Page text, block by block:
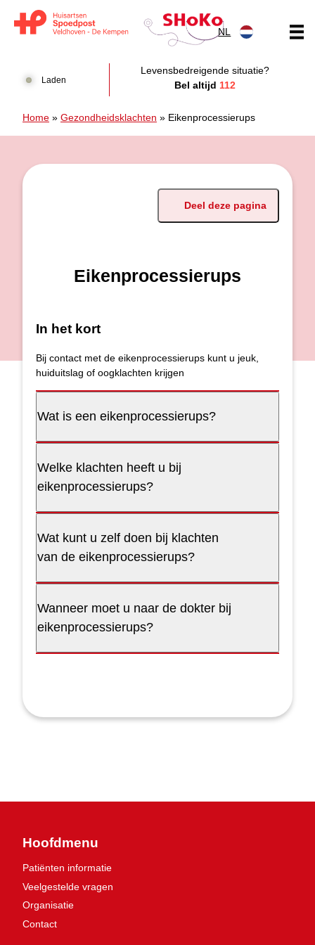
NL
Laden
Levensbedreigende situatie?
Bel altijd 112
Home » Gezondheidsklachten » Eikenprocessierups
Deel deze pagina
Eikenprocessierups
In het kort
Bij contact met de eikenprocessierups kunt u jeuk,
huiduitslag of oogklachten krijgen
Wat is een eikenprocessierups?
Welke klachten heeft u bij
eikenprocessierups?
Wat kunt u zelf doen bij klachten
van de eikenprocessierups?
Wanneer moet u naar de dokter bij
eikenprocessierups?
Hoofdmenu
Patiënten informatie
Veelgestelde vragen
Organisatie
Contact